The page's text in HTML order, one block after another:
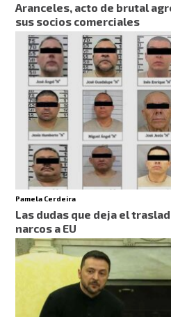
Aranceles, acto de brutal
sus socios comerciales
Pamela Cerdeira
Las dudas que deja el
narcos a EU